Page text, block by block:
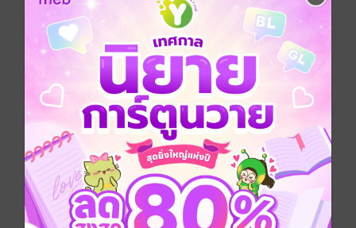
อยากได้ ซื้อเป็นของขวัญ ติดตาม แชร์
ไม่ว่าจะต้องแลกด้วยสิ่งใดพลายงามก็ยอม หากมันคือ
หนทางเดียวที่จะให้ฉัตรมงคลได้อยู่ต่อ ต่อให้ต้องใช้มีด
แหลมแทงทะลุอก หรือควักหัวใจออกมาทั้งดวง...เขาก็
พร้อมจะทำขอเพียงรอยยิ้มบนใบหน้าของเธอยังอยู่
โปรดอ่านก่อนตัดสินใจซื้อ
นิยายเรื่องนี้เป็นนิยายชุด มีทั้งหมด 4 เล่ม โดยเล่มที่ท่าน